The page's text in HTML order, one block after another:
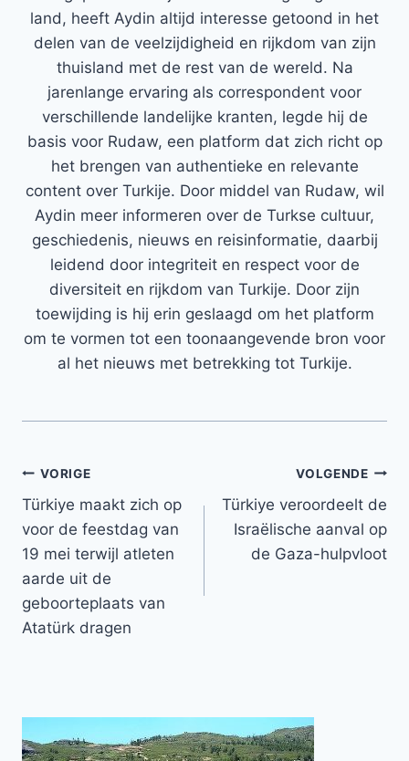
land, heeft Aydin altijd interesse getoond in het
delen van de veelzijdigheid en rijkdom van zijn
thuisland met de rest van de wereld. Na
jarenlange ervaring als correspondent voor
verschillende landelijke kranten, legde hij de
basis voor Rudaw, een platform dat zich richt op
het brengen van authentieke en relevante
content over Turkije. Door middel van Rudaw, wil
Aydin meer informeren over de Turkse cultuur,
geschiedenis, nieuws en reisinformatie, daarbij
leidend door integriteit en respect voor de
diversiteit en rijkdom van Turkije. Door zijn
toewijding is hij erin geslaagd om het platform
om te vormen tot een toonaangevende bron voor
al het nieuws met betrekking tot Turkije.
Bericht
navigatie
VORIGE
Türkiye maakt zich op
voor de feestdag van
19 mei terwijl atleten
aarde uit de
geboorteplaats van
Atatürk dragen
VOLGENDE
Türkiye veroordeelt de
Israëlische aanval op
de Gaza-hulpvloot